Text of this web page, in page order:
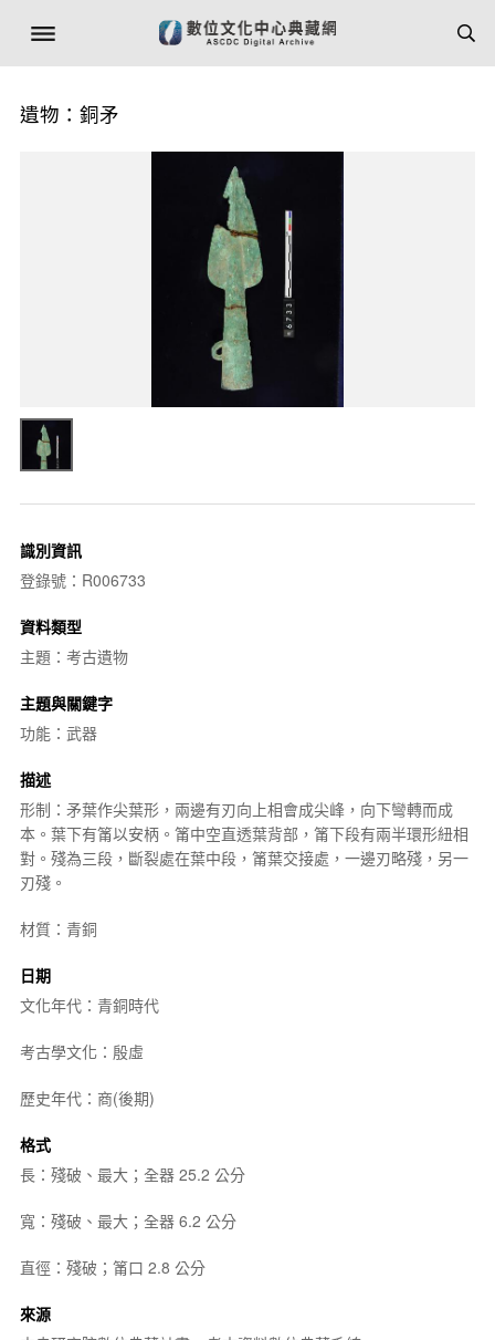
遺物：銅矛
識別資訊
登錄號：R006733
資料類型
主題：考古遺物
主題與關鍵字
功能：武器
描述
形制：矛葉作尖葉形，兩邊有刃向上相會成尖峰，向下彎轉而成
本。葉下有筩以安柄。筩中空直透葉背部，筩下段有兩半環形紐相
對。殘為三段，斷裂處在葉中段，筩葉交接處，一邊刃略殘，另一
刃殘。
材質：青銅
日期
文化年代：青銅時代
考古學文化：殷虛
歷史年代：商(後期)
格式
長：殘破、最大；全器 25.2 公分
寬：殘破、最大；全器 6.2 公分
直徑：殘破；筩口 2.8 公分
來源